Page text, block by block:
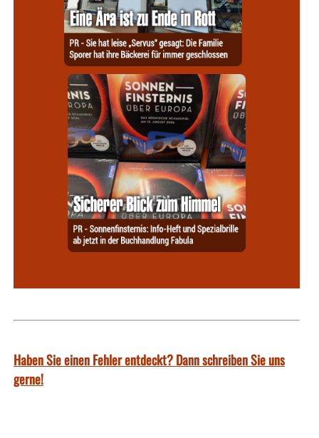
Haben Sie einen Fehler entdeckt? Dann schreiben Sie uns
gerne!